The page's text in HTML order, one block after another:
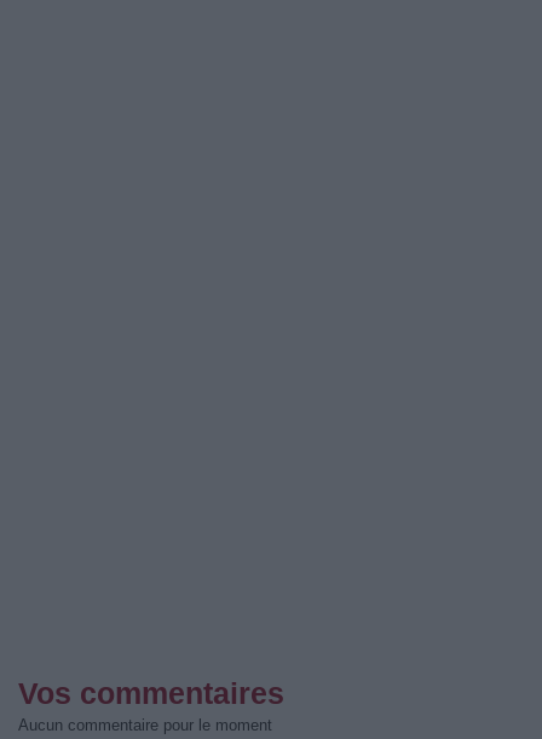
Vos commentaires
Aucun commentaire pour le moment